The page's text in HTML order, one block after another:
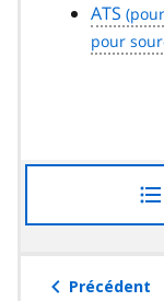
ATS
Précédent